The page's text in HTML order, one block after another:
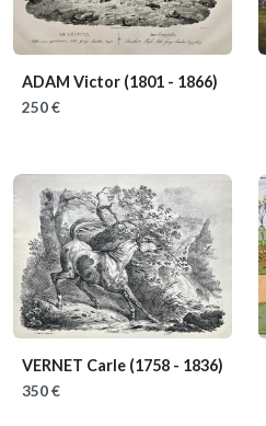
ADAM Victor (1801 - 1866)
250 €
VERNET Carle (1758 - 1836)
350 €